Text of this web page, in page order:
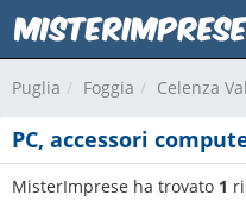
Puglia Foggia Celenza
PC, accessori
MisterImprese ha trovato 1